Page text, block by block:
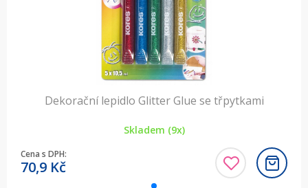
Dekorační lepidlo Glitter Glue se třpytkami
Skladem (9x)
Cena s DPH:
70,9 Kč